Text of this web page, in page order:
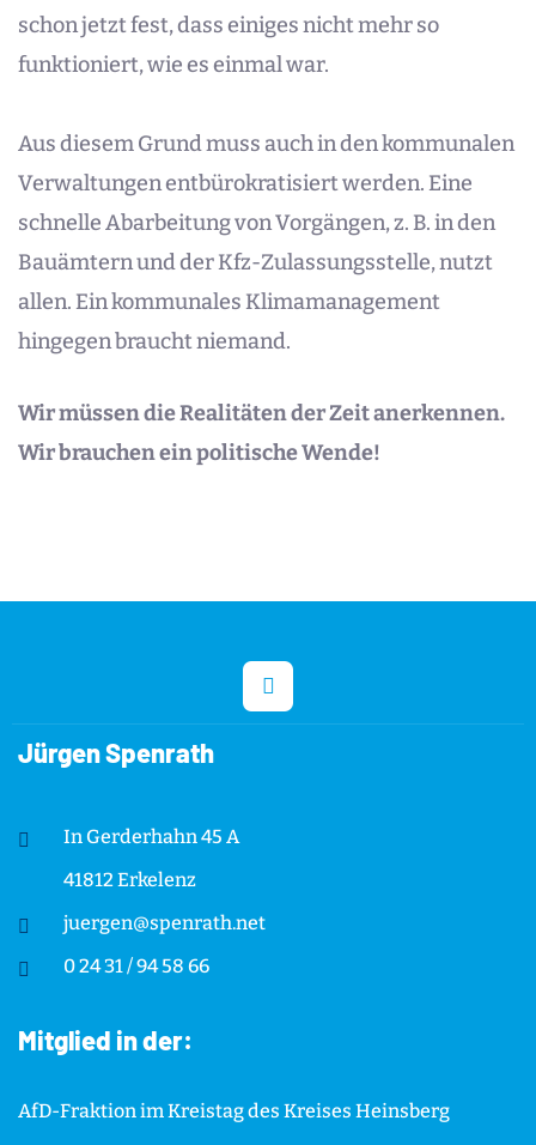
schon jetzt fest, dass einiges nicht mehr so
funktioniert, wie es einmal war.
Aus diesem Grund muss auch in den kommunalen
Verwaltungen entbürokratisiert werden. Eine
schnelle Abarbeitung von Vorgängen, z. B. in den
Bauämtern und der Kfz-Zulassungsstelle, nutzt
allen. Ein kommunales Klimamanagement
hingegen braucht niemand.
Wir müssen die Realitäten der Zeit anerkennen.
Wir brauchen ein politische Wende!
Jürgen Spenrath
In Gerderhahn 45 A
41812 Erkelenz
juergen@spenrath.net
0 24 31 / 94 58 66
Mitglied in der:
AfD-Fraktion im Kreistag des Kreises Heinsberg